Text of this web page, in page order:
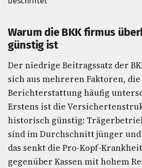
Warum die BKK firmus
günstig ist
Der niedrige Beitragssatz der
sich aus mehreren Faktoren,
Berichterstattung häufig
Erstens ist die
historisch günstig:
sind im Durchschnitt jünger
das senkt die Pro-Kopf-
gegenüber Kassen mit hohem